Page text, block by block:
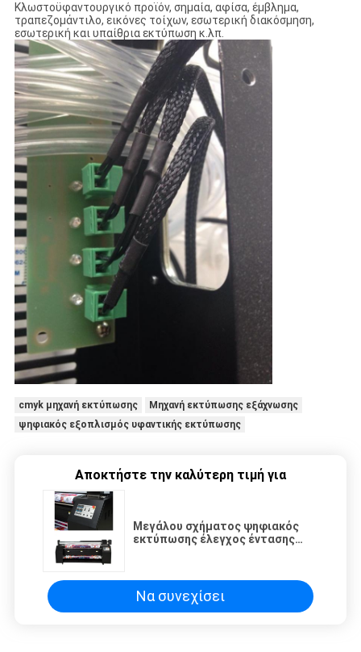
Κλωστοϋφαντουργικό προϊόν, σημαία, αφίσα, έμβλημα,
τραπεζομάντιλο, εικόνες τοίχων, εσωτερική διακόσμηση,
εσωτερική και υπαίθρια εκτύπωση κ.λπ.
cmyk μηχανή εκτύπωσης
Μηχανή εκτύπωσης εξάχνωσης
ψηφιακός εξοπλισμός υφαντικής εκτύπωσης
Αποκτήστε την καλύτερη τιμή για
Μεγάλου σχήματος ψηφιακός
εκτύπωσης έλεγχος έντασης
Να συνεχίσει